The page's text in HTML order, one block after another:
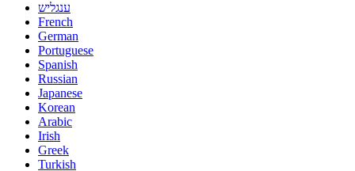
ענגליש
French
German
Portuguese
Spanish
Russian
Japanese
Korean
Arabic
Irish
Greek
Turkish